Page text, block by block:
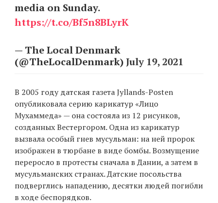
media on Sunday.
https://t.co/Bf5n8BLyrK
— The Local Denmark
(@TheLocalDenmark) July 19, 2021
В 2005 году датская газета Jyllands-Posten
опубликовала серию карикатур «Лицо
Мухаммеда» — она состояла из 12 рисунков,
созданных Вестергором. Одна из карикатур
вызвала особый гнев мусульман: на ней пророк
изображен в тюрбане в виде бомбы. Возмущение
переросло в протесты сначала в Дании, а затем в
мусульманских странах. Датские посольства
подверглись нападению, десятки людей погибли
в ходе беспорядков.